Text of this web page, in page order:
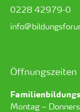
0228 42979-0
Öffnungszeiten
Montag –